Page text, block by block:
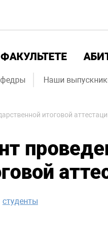
Наши
итоговой
студенты